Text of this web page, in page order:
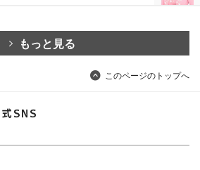
もっと見る
このページのトップへ